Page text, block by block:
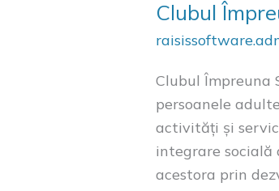
Clubul
Clubul Împreuna
persoanele
activități și
integrare
acestora prin